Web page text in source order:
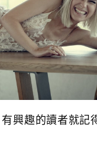
興趣的讀者就記